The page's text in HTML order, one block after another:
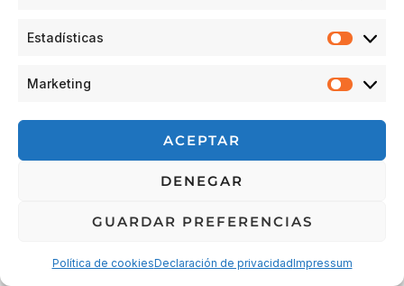
Estadísticas
Marketing
ACEPTAR
DENEGAR
GUARDAR PREFERENCIAS
Política de cookiesDeclaración de privacidadImpressum
Aviso legal|Política de privacidad|Política de Cookies|
Terminos y condiciones | Cancelaciones, devoluciones y